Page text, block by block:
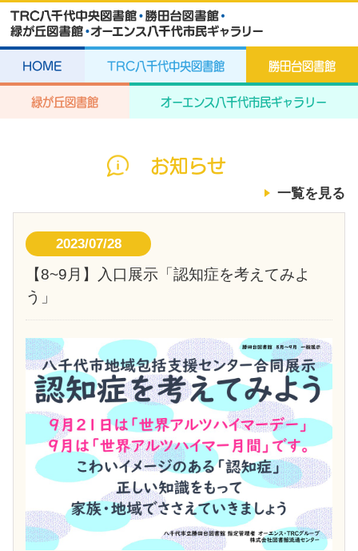
HOME TRC八千代中央図書館 勝田台図書館
緑が丘図書館 オーエンス八千代市民ギャラリー
お知らせ
一覧を見る
2023/07/28
【8~9月】入口展示「認知症を考えてみよ
う」